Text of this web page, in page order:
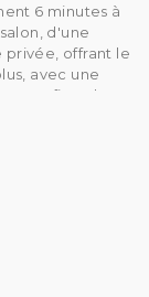
6 minutes à
d'une
privée, offrant le
avec une
profiter du